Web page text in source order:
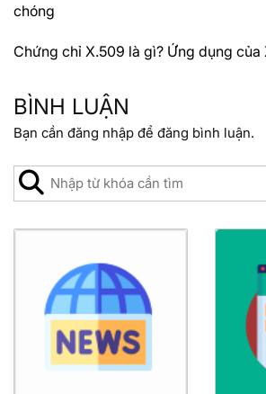
chóng
Chứng chỉ X.509 là gì? Ứng dụng
BÌNH LUẬN
Bạn cần đăng nhập để đăng bình luận.